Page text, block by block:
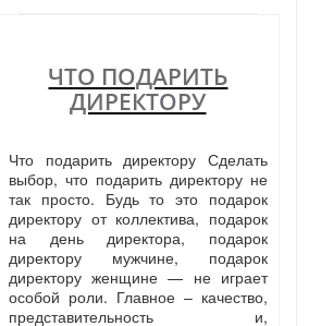
ЧТО ПОДАРИТЬ
ДИРЕКТОРУ
Что подарить директору Сделать
выбор, что подарить директору не
так просто. Будь то это подарок
директору от коллектива, подарок
на день директора, подарок
директору мужчине, подарок
директору женщине — не играет
особой роли. Главное – качество,
представительность и,